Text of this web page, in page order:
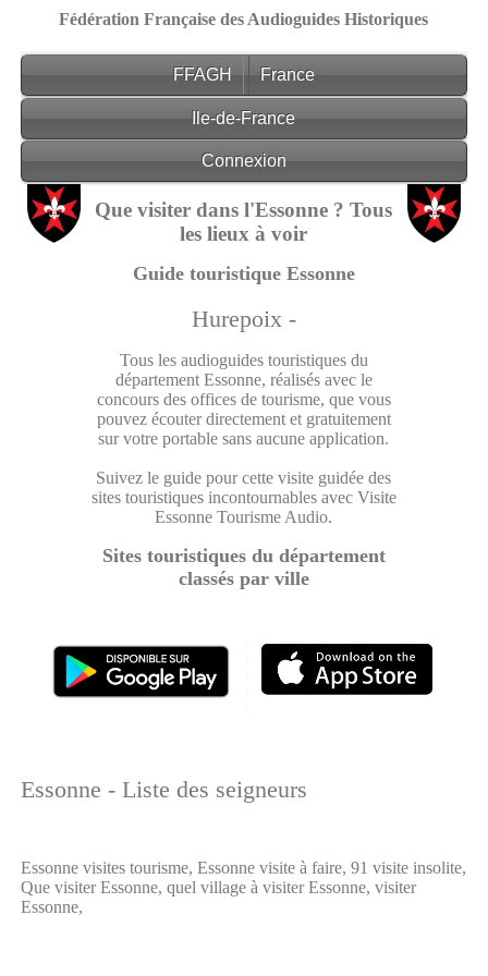
Fédération Française des Audioguides Historiques
FFAGH France
Ile-de-France
Connexion
Que visiter dans l'Essonne ? Tous
les lieux à voir
Guide touristique Essonne
Hurepoix -
Tous les audioguides touristiques du
département Essonne, réalisés avec le
concours des offices de tourisme, que vous
pouvez écouter directement et gratuitement
sur votre portable sans aucune application.
Suivez le guide pour cette visite guidée des
sites touristiques incontournables avec Visite
Essonne Tourisme Audio.
Sites touristiques du département
classés par ville
Essonne - Liste des seigneurs
Essonne visites tourisme, Essonne visite à faire, 91 visite insolite,
Que visiter Essonne, quel village à visiter Essonne, visiter
Essonne,